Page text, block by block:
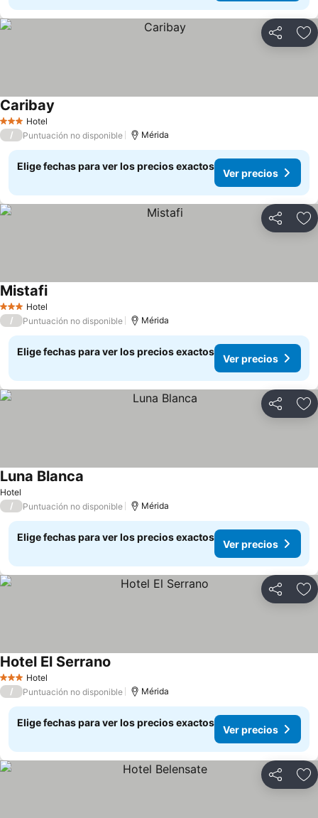
Compartir
3 Estrellas
Hotel
Caribay
/ Puntuación no disponible Mérida
Elige fechas para ver los precios exactos
Ver precios
Compartir
3 Estrellas
Hotel
MistafiVer precios
/ Puntuación no disponible Mérida
Elige fechas para ver los precios exactos
Ver precios
Compartir
Hotel
Luna Blanca
/ Puntuación no disponible Mérida
Elige fechas para ver los precios exactos
Ver precios
Compartir
3 Estrellas
Hotel
Hotel El Serrano
/ Puntuación no disponible Mérida
Elige fechas para ver los precios exactos
Ver precios
Compartir